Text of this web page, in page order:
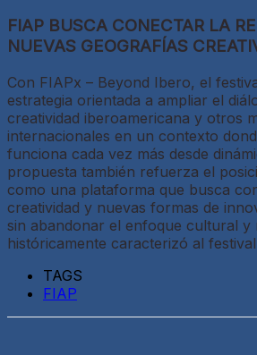
FIAP BUSCA CONECTAR LA
NUEVAS GEOGRAFÍAS
Con FIAPx – Beyond Ibero, el
estrategia orientada a ampliar el
creatividad iberoamericana y otros
internacionales en un contexto
funciona cada vez más desde
propuesta también refuerza el
como una plataforma que busca
creatividad y nuevas formas de
sin abandonar el enfoque cultural y
históricamente caracterizó al
TAGS
FIAP